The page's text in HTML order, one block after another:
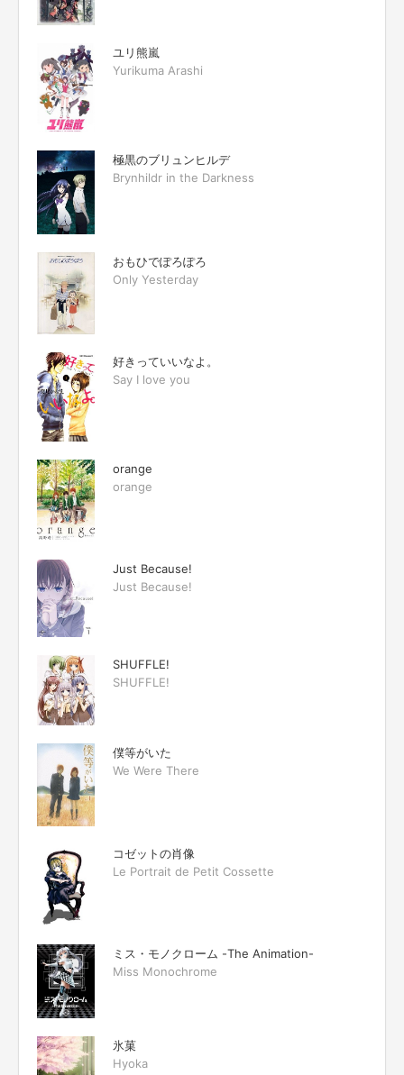
ユリ熊嵐
Yurikuma Arashi
極黒のブリュンヒルデ
Brynhildr in the Darkness
おもひでぽろぽろ
Only Yesterday
好きっていいなよ。
Say I love you
orange
orange
Just Because!
Just Because!
SHUFFLE!
SHUFFLE!
僕等がいた
We Were There
コゼットの肖像
Le Portrait de Petit Cossette
ミス・モノクローム -The Animation-
Miss Monochrome
氷菓
Hyoka